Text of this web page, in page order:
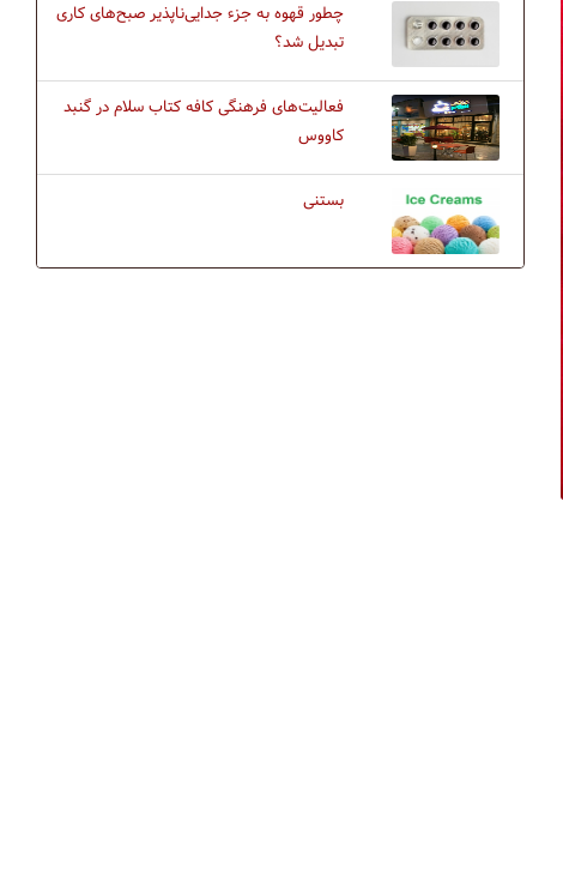
چطور قهوه به جزء جدایی‌ناپذیر صبح‌های کاری
تبدیل شد؟
فعالیت‌های فرهنگی کافه کتاب سلام در گنبد
کاووس
بستنی